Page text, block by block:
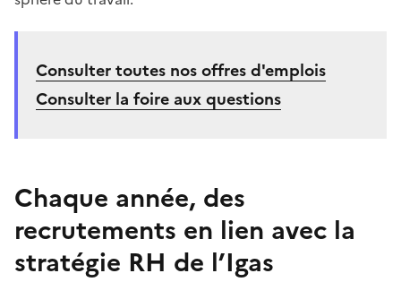
Consulter toutes nos offres d'emplois
Consulter la foire aux questions
Chaque année, des
recrutements en lien avec la
stratégie RH de l’Igas